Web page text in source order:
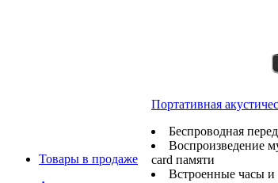
Товары в продаже
Портативная
Беспроводная
Воспроизведение
card памяти
Встроенные часы и